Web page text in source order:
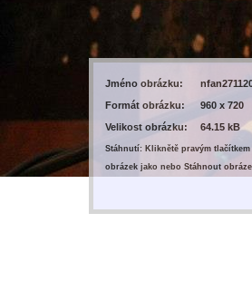
Jméno obrázku:
Formát obrázku:
960 x 720
Velikost obrázku:
64.15 kB
Stáhnutí: Kliknětě pravým
obrázek jako nebo Stáhnout